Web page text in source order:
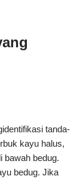
tanda-
kayu halus,
bawah bedug.
bedug. Jika